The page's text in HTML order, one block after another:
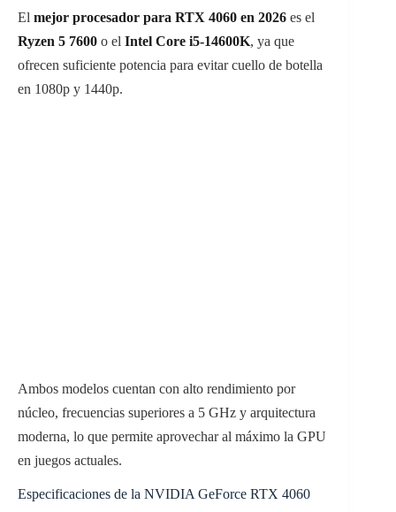
El mejor procesador para RTX 4060 en 2026 es el
Ryzen 5 7600 o el Intel Core i5-14600K, ya que
ofrecen suficiente potencia para evitar cuello de botella
en 1080p y 1440p.
Ambos modelos cuentan con alto rendimiento por
núcleo, frecuencias superiores a 5 GHz y arquitectura
moderna, lo que permite aprovechar al máximo la GPU
en juegos actuales.
Especificaciones de la NVIDIA GeForce RTX 4060